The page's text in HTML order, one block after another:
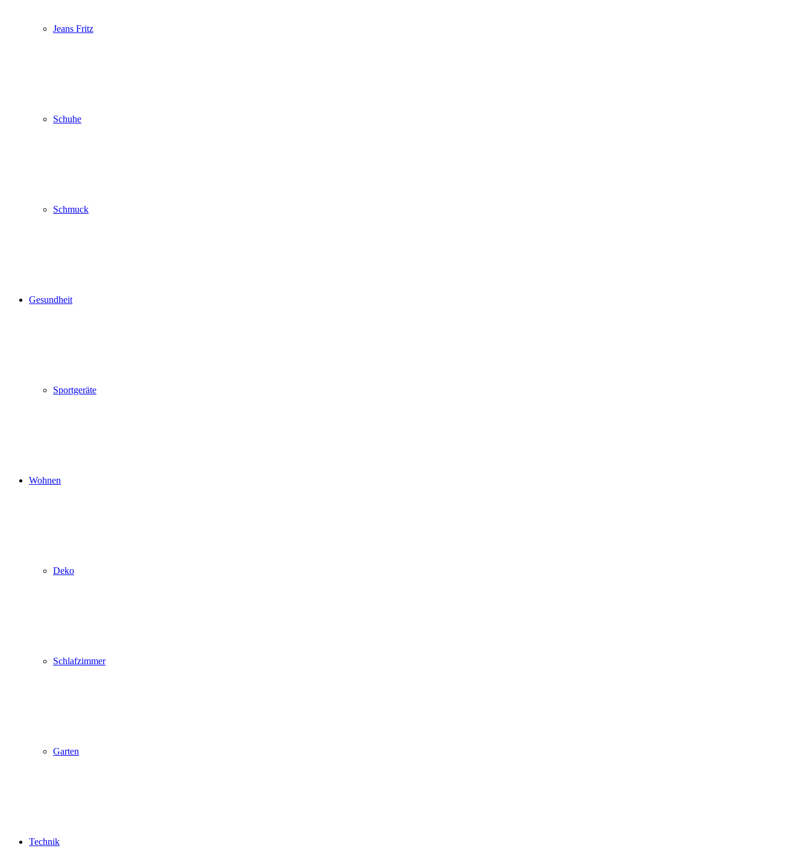
Jeans Fritz
Schuhe
Schmuck
Gesundheit
Sportgeräte
Wohnen
Deko
Schlafzimmer
Garten
Technik